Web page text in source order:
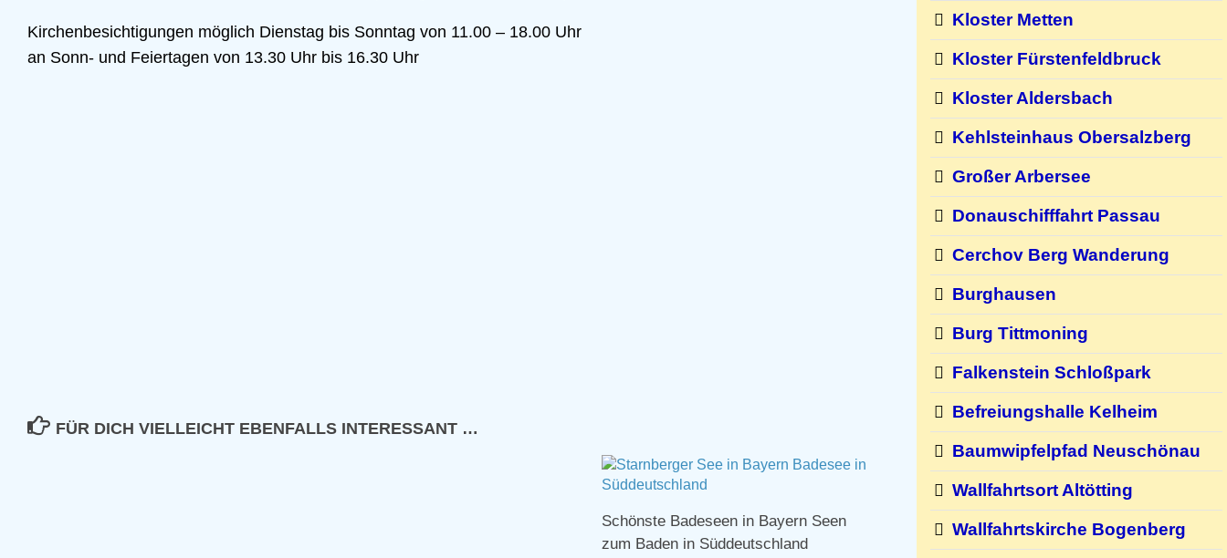
Kirchenbesichtigungen möglich Dienstag bis Sonntag von 11.00 – 18.00 Uhr
an Sonn- und Feiertagen von 13.30 Uhr bis 16.30 Uhr
FÜR DICH VIELLEICHT EBENFALLS INTERESSANT …
Schönste Badeseen in Bayern Seen
zum Baden in Süddeutschland
Kloster Metten
Kloster Fürstenfeldbruck
Kloster Aldersbach
Kehlsteinhaus Obersalzberg
Großer Arbersee
Donauschifffahrt Passau
Cerchov Berg Wanderung
Burghausen
Burg Tittmoning
Falkenstein Schloßpark
Befreiungshalle Kelheim
Baumwipfelpfad Neuschönau
Wallfahrtsort Altötting
Wallfahrtskirche Bogenberg